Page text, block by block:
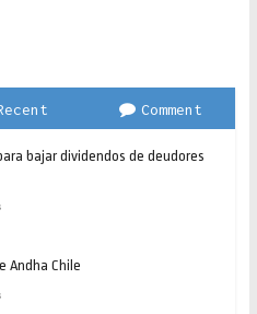
Comment
bajar dividendos de deudores
Andha Chile